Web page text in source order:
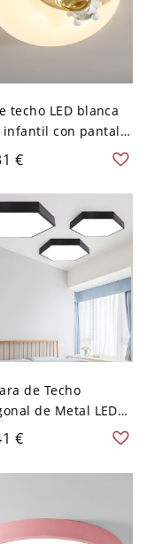
techo LED blanca
con pantalla
110V-120V,
€
de Techo
de Metal LED
de Techo
para Salón - 31,75
A 120 V Negro
€